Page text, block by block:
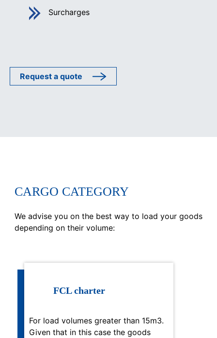
Surcharges
Request a quote
CARGO CATEGORY
We advise you on the best way to load your goods
depending on their volume:
FCL charter
For load volumes greater than 15m3.
Given that in this case the goods